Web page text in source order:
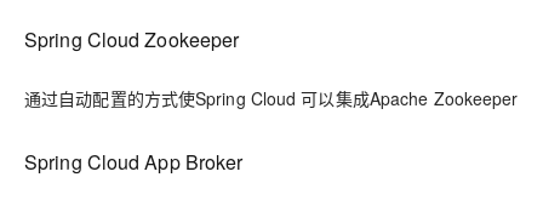
Spring Cloud Zookeeper
通过自动配置的方式使Spring Cloud 可以集成Apache Zookeeper
Spring Cloud App Broker